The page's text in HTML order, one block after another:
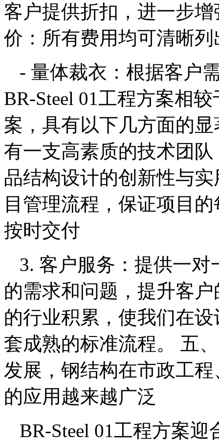
客户提供折扣，进一步
价：所有费用均可清晰
- 量体裁衣：根据客户
BR-Steel 01工程方案相
案，具有以下几方面的
有一支高素质的技术团
品结构设计的创新性与
目管理流程，保证项目
按时交付
3. 客户服务：提供一
的需求和问题，提升客
的行业积累，使我们在
套成熟的标准流程。 五
发展，钢结构在市政工
的应用越来越广泛
BR-Steel 01工程方案